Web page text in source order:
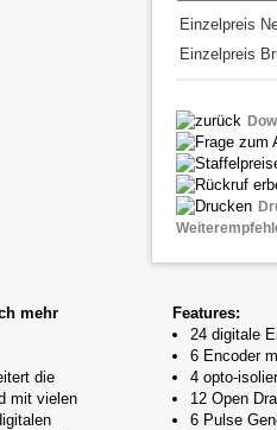
Einzelpreis
Einzelpreis
mehr
die
mit vielen
Features:
24 digitale
6 Encoder
4 opto-
12 Open
6 Pulse